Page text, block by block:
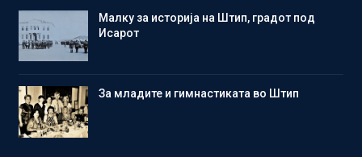
Малку за историја на Штип, градот под
Исарот
Зa младите и гимнастиката во Штип